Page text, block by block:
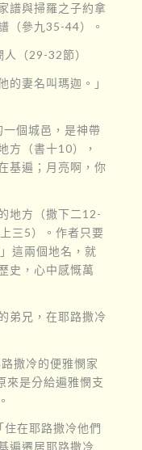
譜與掃羅之子約拿
（參九35-44）。
（29-32節）
的妻名叫瑪迦。」
一個城邑，是神帶
方（書十10），
基遍；月亮啊，你
地方（撒下二12-
三5）。作者只要
這兩個地名，就
史，心中感慨萬
弟兄，在耶路撒冷
撒冷的便雅憫家
來是分給遍雅憫支
住在耶路撒冷他們
遍遷居耶路撒冷